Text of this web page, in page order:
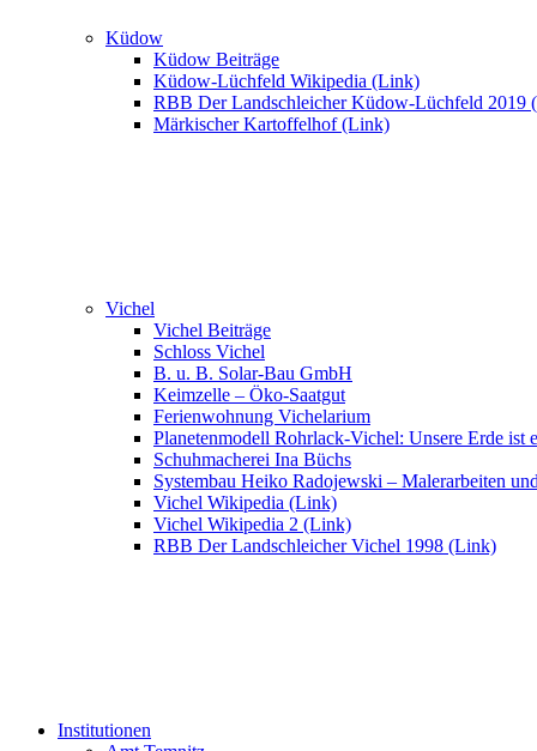
Küdow
Küdow Beiträge
Küdow-Lüchfeld Wikipedia (Link)
RBB Der Landschleicher Küdow-Lüchfeld 2019
Märkischer Kartoffelhof (Link)
Vichel
Vichel Beiträge
Schloss Vichel
B. u. B. Solar-Bau GmbH
Keimzelle – Öko-Saatgut
Ferienwohnung Vichelarium
Planetenmodell Rohrlack-Vichel: Unsere Erde ist
Schuhmacherei Ina Büchs
Systembau Heiko Radojewski – Malerarbeiten
Vichel Wikipedia (Link)
Vichel Wikipedia 2 (Link)
RBB Der Landschleicher Vichel 1998 (Link)
Institutionen